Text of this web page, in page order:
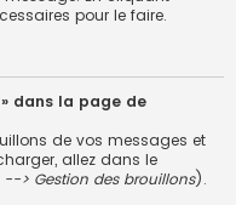
pour le faire.
dans la page de
de vos messages et
allez dans le
--> Gestion des brouillons).